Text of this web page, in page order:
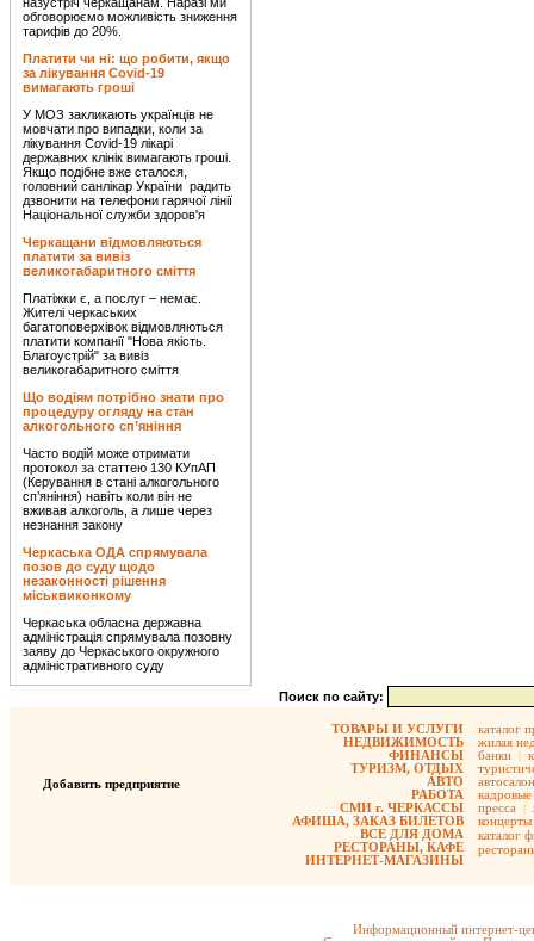
обговорюємо можливість зниження
тарифів до 20%.
Платити чи ні: що робити, якщо
за лікування Covid-19
вимагають гроші
У МОЗ закликають українців не
мовчати про випадки, коли за
лікування Covid-19 лікарі
державних клінік вимагають гроші.
Якщо подібне вже сталося,
головний санлікар України радить
дзвонити на телефони гарячої лінії
Національної служби здоров'я
Черкащани відмовляються
платити за вивіз
великогабаритного сміття
Платіжки є, а послуг – немає.
Жителі черкаських
багатоповерхівок відмовляються
платити компанії "Нова якість.
Благоустрій" за вивіз
великогабаритного сміття
Що водіям потрібно знати про
процедуру огляду на стан
алкогольного сп’яніння
Часто водій може отримати
протокол за статтею 130 КУпАП
(Керування в стані алкогольного
сп’яніння) навіть коли він не
вживав алкоголь, а лише через
незнання закону
Черкаська ОДА спрямувала
позов до суду щодо
незаконності рішення
міськвиконкому
Черкаська обласна державна
адміністрація спрямувала позовну
заяву до Черкаського окружного
адміністративного суду
Поиск по сайту:
Добавить предприятие
ТОВАРЫ И УСЛУГИ
НЕДВИЖИМОСТЬ
ФИНАНСЫ
ТУРИЗМ, ОТДЫХ
АВТО
РАБОТА
СМИ г. ЧЕРКАССЫ
АФИША, ЗАКАЗ БИЛЕТОВ
ВСЕ ДЛЯ ДОМА
РЕСТОРАНЫ, КАФЕ
ИНТЕРНЕТ-МАГАЗИНЫ
каталог
жилая
банки |
кадровые
пресса |
концерты
каталог
Информационный интернет-